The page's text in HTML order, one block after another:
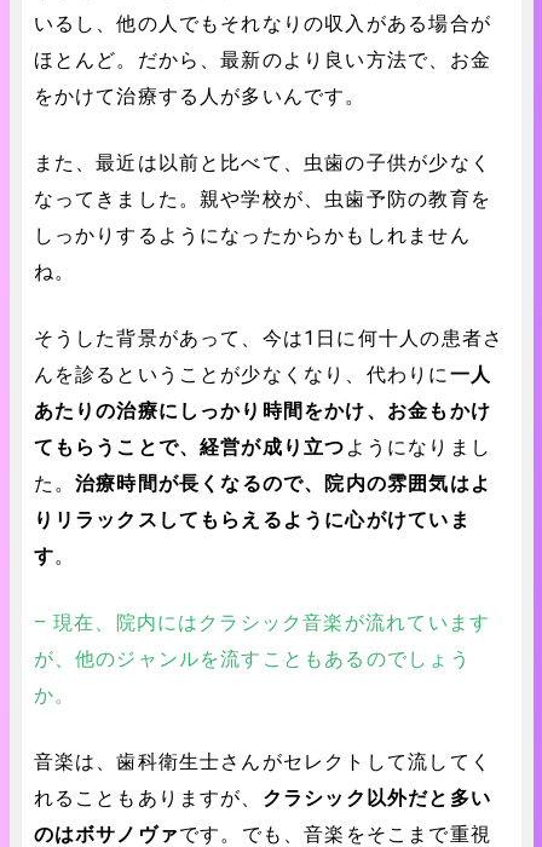
いるし、他の人でもそれなりの収入がある場合が
ほとんど。だから、最新のより良い方法で、お金
をかけて治療する人が多いんです。
また、最近は以前と比べて、虫歯の子供が少なく
なってきました。親や学校が、虫歯予防の教育を
しっかりするようになったからかもしれません
ね。
そうした背景があって、今は1日に何十人の患者さ
んを診るということが少なくなり、代わりに一人
あたりの治療にしっかり時間をかけ、お金もかけ
てもらうことで、経営が成り立つ ようになりまし
た。 治療時間が長くなるので、院内の雰囲気はよ
りリラックスしてもらえるように心がけていま
す。
– 現在、院内にはクラシック音楽が流れています
が、他のジャンルを流すこともあるのでしょう
か。
音楽は、歯科衛生士さんがセレクトして流してく
れることもありますが、 クラシック以外だと多い
のはボサノヴァです。でも、音楽をそこまで重視